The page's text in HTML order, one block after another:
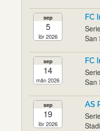
sep
5
lör 2026
FC
San
sep
14
mån 2026
FC
San
sep
19
lör 2026
AS